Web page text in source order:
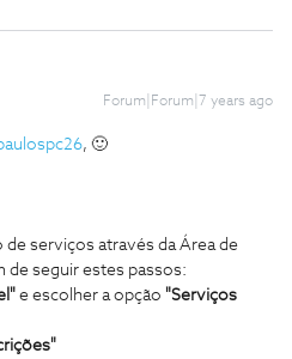
Forum|Forum|7 years ago
, 🙂
serviços através da Área de
de seguir estes passos:
e escolher a opção "Serviços